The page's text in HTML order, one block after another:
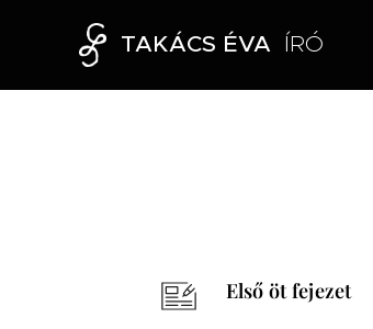
TAKÁCS ÉVA ÍRÓ
Első öt fejezet